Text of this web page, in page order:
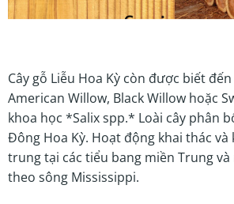
Cây gỗ Liễu Hoa Kỳ còn được biết
American Willow, Black Willow hoặc
khoa học *Salix spp.* Loài cây phân
Đông Hoa Kỳ. Hoạt động khai thác
trung tại các tiểu bang miền Trung và
theo sông Mississippi.